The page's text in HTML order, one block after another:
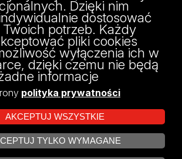
współfinansowany z funduszy Unii Europejskiej w
ramach konkursu NCBR
Dzięki nim
dostosować
potrzeb. Każdy
pliki cookies
wyłączenia ich w
dzięki czemu nie będą
informacje
polityka prywatności
AKCEPTUJ WSZYSTKIE
TYLKO WYMAGANE
ZARZĄDZAJ COOKIES